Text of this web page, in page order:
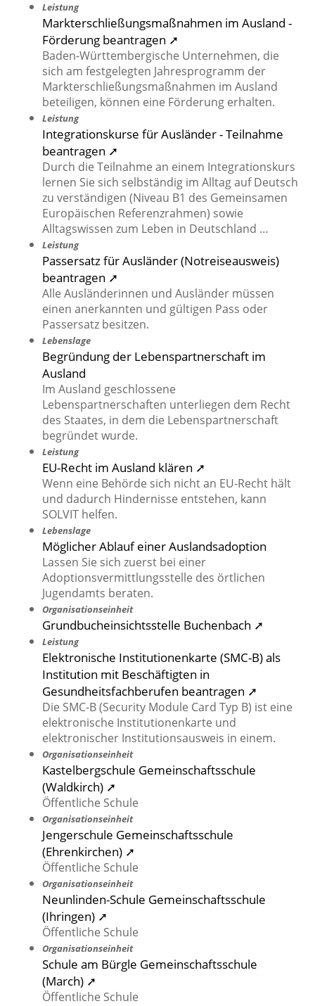
Leistung
Markterschließungsmaßnahmen im Ausland -
Förderung beantragen ➚
Baden-Württembergische Unternehmen, die
sich am festgelegten Jahresprogramm der
Markterschließungsmaßnahmen im Ausland
beteiligen, können eine Förderung erhalten.
Leistung
Integrationskurse für Ausländer - Teilnahme
beantragen ➚
Durch die Teilnahme an einem Integrationskurs
lernen Sie sich selbständig im Alltag auf Deutsch
zu verständigen (Niveau B1 des Gemeinsamen
Europäischen Referenzrahmen) sowie
Alltagswissen zum Leben in Deutschland …
Leistung
Passersatz für Ausländer (Notreiseausweis)
beantragen ➚
Alle Ausländerinnen und Ausländer müssen
einen anerkannten und gültigen Pass oder
Passersatz besitzen.
Lebenslage
Begründung der Lebenspartnerschaft im
Ausland
Im Ausland geschlossene
Lebenspartnerschaften unterliegen dem Recht
des Staates, in dem die Lebenspartnerschaft
begründet wurde.
Leistung
EU-Recht im Ausland klären ➚
Wenn eine Behörde sich nicht an EU-Recht hält
und dadurch Hindernisse entstehen, kann
SOLVIT helfen.
Lebenslage
Möglicher Ablauf einer Auslandsadoption
Lassen Sie sich zuerst bei einer
Adoptionsvermittlungsstelle des örtlichen
Jugendamts beraten.
Organisationseinheit
Grundbucheinsichtsstelle Buchenbach ➚
Leistung
Elektronische Institutionenkarte (SMC-B) als
Institution mit Beschäftigten in
Gesundheitsfachberufen beantragen ➚
Die SMC-B (Security Module Card Typ B) ist eine
elektronische Institutionenkarte und
elektronischer Institutionsausweis in einem.
Organisationseinheit
Kastelbergschule Gemeinschaftsschule
(Waldkirch) ➚
Öffentliche Schule
Organisationseinheit
Jengerschule Gemeinschaftsschule
(Ehrenkirchen) ➚
Öffentliche Schule
Organisationseinheit
Neunlinden-Schule Gemeinschaftsschule
(Ihringen) ➚
Öffentliche Schule
Organisationseinheit
Schule am Bürgle Gemeinschaftsschule
(March) ➚
Öffentliche Schule